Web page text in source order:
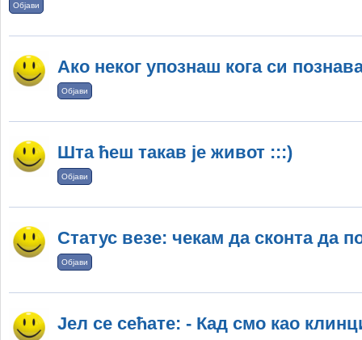
Објави
Ако неког упознаш кога си
Објави
Шта ћеш такав је живот :::)
Објави
Статус везе: чекам да сконта да
Објави
Јел се сећате: - Кад смо као